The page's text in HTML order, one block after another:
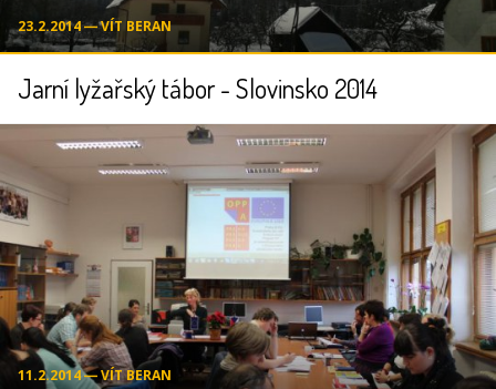
23.2.2014 ― VÍT BERAN
Jarní lyžařský tábor - Slovinsko 2014
11.2.2014 ― VÍT BERAN